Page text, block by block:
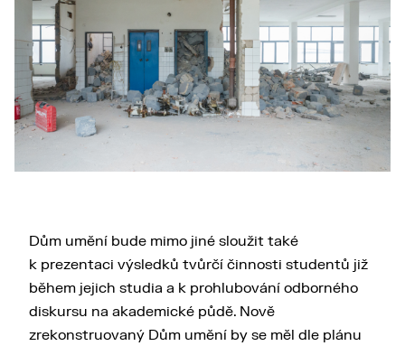
Dům umění bude mimo jiné sloužit také
k prezentaci výsledků tvůrčí činnosti studentů již
během jejich studia a k prohlubování odborného
diskursu na akademické půdě. Nově
zrekonstruovaný Dům umění by se měl dle plánu